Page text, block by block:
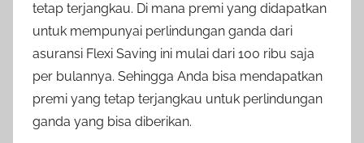
tetap terjangkau. Di mana premi yang didapatkan
untuk mempunyai perlindungan ganda dari
asuransi Flexi Saving ini mulai dari 100 ribu saja
per bulannya. Sehingga Anda bisa mendapatkan
premi yang tetap terjangkau untuk perlindungan
ganda yang bisa diberikan.